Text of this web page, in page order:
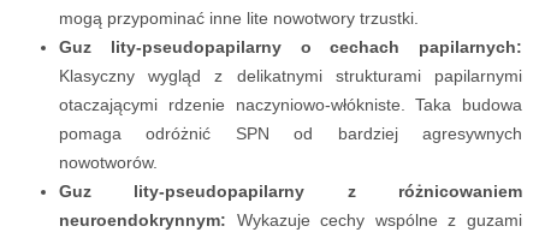
mogą przypominać inne lite nowotwory trzustki.
Guz lity-pseudopapilarny o cechach papilarnych:
Klasyczny wygląd z delikatnymi strukturami papilarnymi
otaczającymi rdzenie naczyniowo-włókniste. Taka budowa
pomaga odróżnić SPN od bardziej agresywnych
nowotworów.
Guz lity-pseudopapilarny z różnicowaniem
neuroendokrynnym: Wykazuje cechy wspólne z guzami